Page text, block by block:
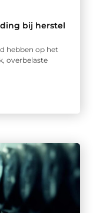
bij herstel
hebben op het
overbelaste